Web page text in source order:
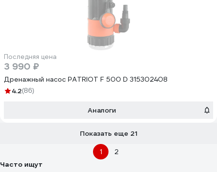
Последняя цена
3 990 ₽
Дренажный насос PATRIOT F 500 D 315302408
4.2(86)
Аналоги
Показать еще 21
1
2
Часто ищут